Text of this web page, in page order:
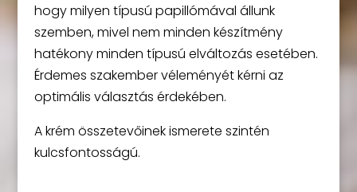
hogy milyen típusú papillómával állunk
szemben, mivel nem minden készítmény
hatékony minden típusú elváltozás esetében.
Érdemes szakember véleményét kérni az
optimális választás érdekében.
A krém összetevőinek ismerete szintén
kulcsfontosságú.